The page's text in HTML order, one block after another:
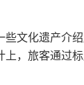
文化遗产介
，旅客通过